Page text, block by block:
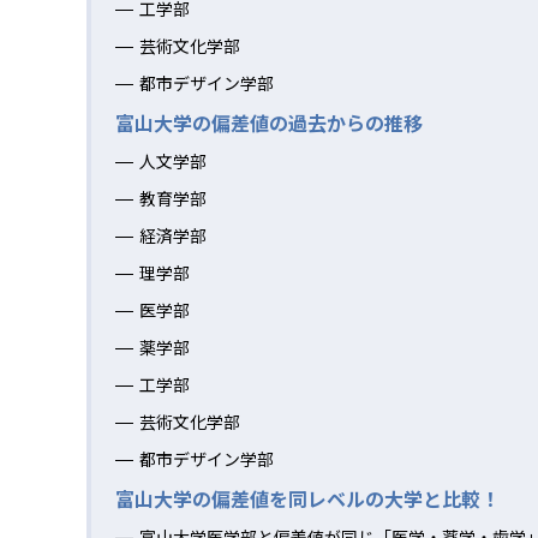
工学部
芸術文化学部
都市デザイン学部
富山大学の偏差値の過去からの推移
人文学部
教育学部
経済学部
理学部
医学部
薬学部
工学部
芸術文化学部
都市デザイン学部
富山大学の偏差値を同レベルの大学と比較！